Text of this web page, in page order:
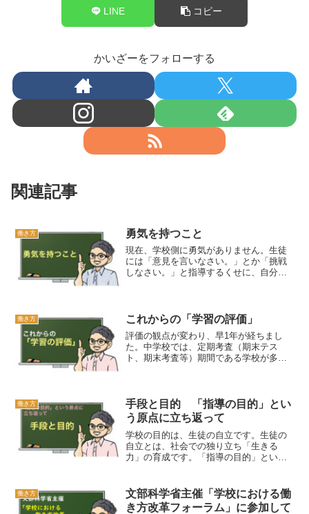
LINE コピー
かいざーをフォローする
関連記事
働き方 勇気を持つこと
現在、学校側に勇気がありません。生徒
には「意見を言いなさい。」とか「挑戦
しなさい。」と指導するくせに、自分で
て、後からなって同僚とぐちぐちぐちぐ
ち…。もうやめません？今日は、現場が
勇気を持つことで変革をおこなってきた
先生たちの紹介と、これからの教員に必
要な勇気の話をしていこうと思います。
働き方 これからの「学習の評価」
評価の観点が変わり、早1年が経ちまし
た。中学校では、定期考査（期末テス
ト、期末考査等）期間である学校が多い
認をしておきましょう。「主体的に学習
に取り組む態度」が、なぜ一番最後なの
か…そういったことを考えるきっかけに
してもらえたら嬉しいです。そして、今
後の指導計画や評価計画の見直しに役立
てていただけると幸いです。
働き方
手段と目的 「指導の目的」とい
う原点に立ち返って
学校の目的は、生徒の自立です。生徒の
自立とは、社会での独り立ち「生きる
力」の育成です。「指導の目的」という
とです。今回はそんな話をしていきま
す。
働き方
文部科学省主催「学校における働
き方改革フォーラム」に参加して